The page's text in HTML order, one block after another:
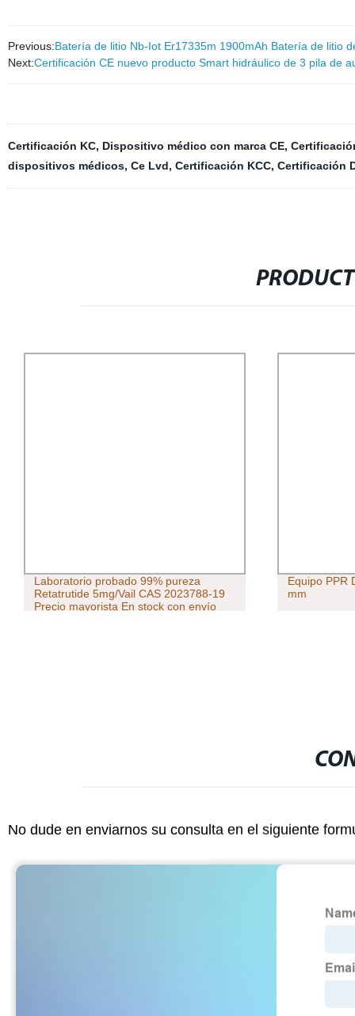
Previous:Batería de litio Nb-Iot Er17335m 1900mAh Batería de litio
Next:Certificación CE nuevo producto Smart hidráulico de 3 pila de
Certificación KC, Dispositivo médico con marca CE,
dispositivos médicos, Ce Lvd, Certificación KCC, Certificación
Laboratorio probado 99% pureza
Retatrutide 5mg/Vail CAS 2023788-19
Precio mayorista En stock con envío
Equipo PPR
mm
No dude en enviarnos su consulta en el siguiente